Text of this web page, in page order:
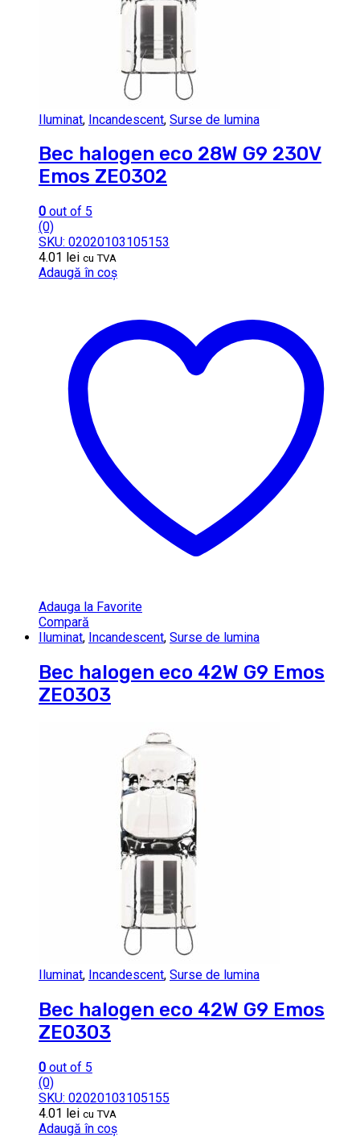
Iluminat, Incandescent, Surse de lumina
Bec halogen eco 28W G9 230V
Emos ZE0302
0 out of 5
(0)
SKU: 02020103105153
4.01 lei cu TVA
Adaugă în coș
Adauga la Favorite
Compară
Iluminat, Incandescent, Surse de lumina
Bec halogen eco 42W G9 Emos
ZE0303
Iluminat, Incandescent, Surse de lumina
Bec halogen eco 42W G9 Emos
ZE0303
0 out of 5
(0)
SKU: 02020103105155
4.01 lei cu TVA
Adaugă în coș